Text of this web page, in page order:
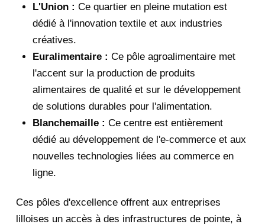
L'Union : Ce quartier en pleine mutation est
dédié à l'innovation textile et aux industries
créatives.
Euralimentaire : Ce pôle agroalimentaire met
l'accent sur la production de produits
alimentaires de qualité et sur le développement
de solutions durables pour l'alimentation.
Blanchemaille : Ce centre est entièrement
dédié au développement de l'e-commerce et aux
nouvelles technologies liées au commerce en
ligne.
Ces pôles d'excellence offrent aux entreprises
lilloises un accès à des infrastructures de pointe, à